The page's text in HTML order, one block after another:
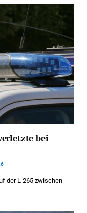
bei
der L 265 zwischen